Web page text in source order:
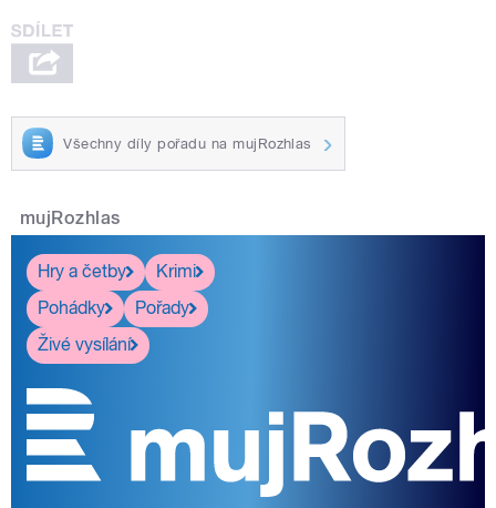
Všechny díly pořadu na mujRozhlas
mujRozhlas
Hry a četby
Krimi
Pohádky
Pořady
Živé vysílání